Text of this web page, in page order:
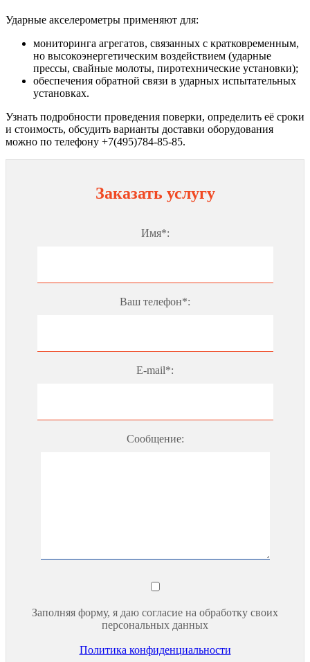
Ударные акселерометры применяют для:
мониторинга агрегатов, связанных с кратковременным,
но высокоэнергетическим воздействием (ударные
прессы, свайные молоты, пиротехнические установки);
обеспечения обратной связи в ударных испытательных
установках.
Узнать подробности проведения поверки, определить её сроки
и стоимость, обсудить варианты доставки оборудования
можно по телефону +7(495)784-85-85.
Заказать услугу
Имя*:
Ваш телефон*:
E-mail*:
Сообщение:
Заполняя форму, я даю согласие на обработку своих
персональных данных
Политика конфиденциальности